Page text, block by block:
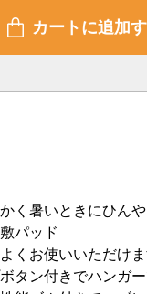
く暑いときにひん
パッド
くお使いいただけま
タン付きでハンガ